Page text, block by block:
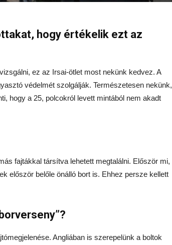
hogy értékelik ezt az
ez az Irsai-ötlet most nekünk kedvez. A
védelmét szolgálják. Természetesen nekünk,
hogy a 25, polcokról levett mintából nem akadt
fajtákkal társítva lehetett megtalálni. Először mi,
először belőle önálló bort is. Ehhez persze kellett
Angliában is szerepelünk a boltok